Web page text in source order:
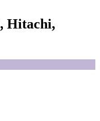
Hitachi,